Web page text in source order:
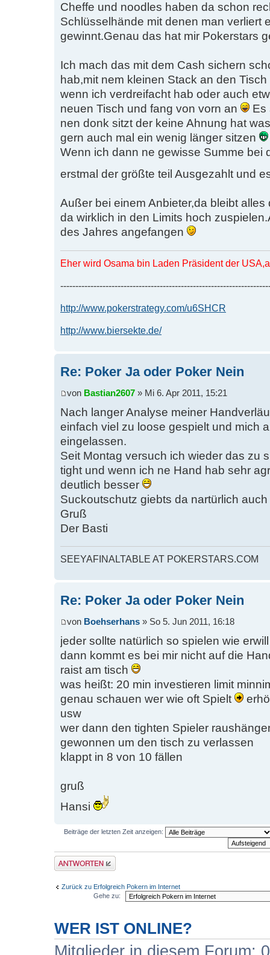
Cheffe und noodles haben da schon
Schlüsselhände mit denen man verliert
gewinnt.Genau das hat mir Pokerstars
Ich mach das mit dem Cash sichern
hab,mit nem kleinen Stack an den
wenn ich verdreifacht hab oder auch
neuen Tisch und fang von vorn an
Es
nen donk sitzt der keine Ahnung hat
gern auch mal ein wenig länger sitzen
Wenn ich dann ne gewisse Summe bei
erstmal der größte teil Ausgezahlt und
Außer bei einem Anbieter,da bleibt
da wirklich in den Limits hoch
des Jahres angefangen
Eher wird Osama bin Laden Präsident der
http://www.pokerstrategy.com/u6SHCR
http://www.biersekte.de/
Re: Poker Ja oder Poker Nein
von Bastian2607 » Mi 6. Apr 2011, 15:21
Nach langer Analyse meiner
einfach viel zu loose gespielt und mich
eingelassen.
Seit Montag versuch ich wieder das zu
tight und wenn ich ne Hand hab sehr
deutlich besser
Suckoutschutz giebts da nartürlich
Gruß
Der Basti
SEEYAFINALTABLE AT POKERSTARS.COM
Re: Poker Ja oder Poker Nein
von Boehserhans » So 5. Jun 2011, 16:18
jeder sollte natürlich so spielen wie
dann kommt es bei mir nicht auf die
raist am tisch
was heißt: 20 min investieren limit
genau schauen wer wie oft Spielt
usw
wer dann den tighten Spieler
gewonnen um den tisch zu verlassen
klappt in 8 von 10 fällen
gruß
Hansi
Beiträge der letzten Zeit anzeigen:
Antwort erstellen
Zurück zu Erfolgreich Pokern im Internet
Gehe zu:
WER IST ONLINE?
Mitglieder in diesem Forum: